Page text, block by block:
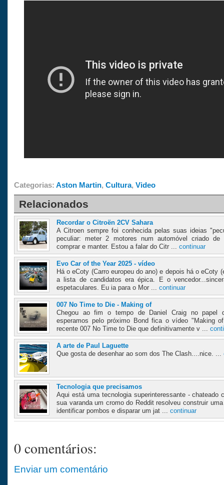
Categorias: Aston Martin, Cultura, Video
Relacionados
Recordar o Citroën 2CV Sahara
A Citroen sempre foi conhecida pelas suas ideias
peculiar: meter 2 motores num automóvel criado
comprar e manter. Estou a falar do Citr ... continuar
Evo Car of the Year 2025 - vídeo
Há o eCoty (Carro europeu do ano) e depois há o eCoty
a lista de candidatos era épica. E o
espetaculares. Eu ia para o Mor ... continuar
007 No Time to Die - Making of
Chegou ao fim o tempo de Daniel Craig no papel
esperamos pelo próximo Bond fica o vídeo "Making
recente 007 No Time to Die que definitivamente v ...
A arte de Paul Laguette
Que gosta de desenhar ao som dos The Clash....nice. ...
Tecnologia que precisamos
Aqui está uma tecnologia superinteressante - chateado
sua varanda um cromo do Reddit resolveu construir
identificar pombos e disparar um jat ... continuar
0 comentários:
Enviar um comentário